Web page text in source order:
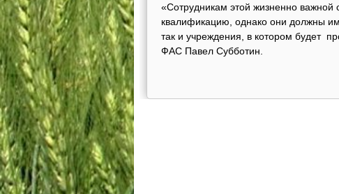
«Cотрудникам этой жизненно
квалификацию, однако они должны
так и учреждения, в котором будет
ФАС Павел Субботин.